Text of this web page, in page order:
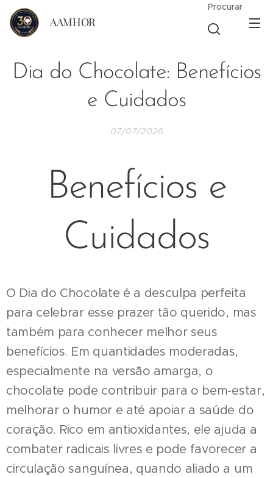
AAMHOR
Procurar
Dia do Chocolate: Benefícios
e Cuidados
07/07/2026
Benefícios e
Cuidados
O Dia do Chocolate é a desculpa perfeita
para celebrar esse prazer tão querido, mas
também para conhecer melhor seus
benefícios. Em quantidades moderadas,
especialmente na versão amarga, o
chocolate pode contribuir para o bem-estar,
melhorar o humor e até apoiar a saúde do
coração. Rico em antioxidantes, ele ajuda a
combater radicais livres e pode favorecer a
circulação sanguínea, quando aliado a um